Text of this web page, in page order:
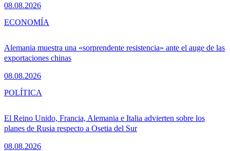
08.08.2026
Alemania muestra una «sorprendente resistencia» ante el auge de las
exportaciones chinas
08.08.2026
ECONOMÍA
El Reino Unido, Francia, Alemania e Italia advierten sobre los
planes de Rusia respecto a Osetia del Sur
08.08.2026
POLÍTICA